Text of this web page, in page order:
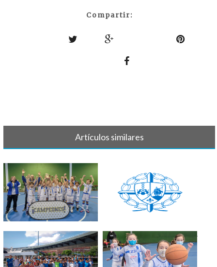
Compartir:
Artículos similares
LISTAS BALONCESTO 23-24
BALONCESTO EQUIPOS 2022 -
2023